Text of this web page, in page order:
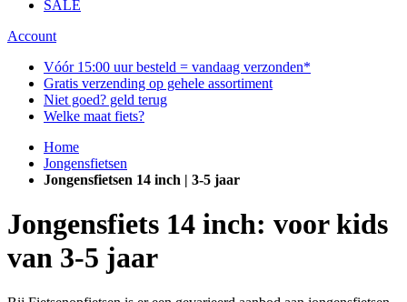
SALE
Account
Vóór 15:00 uur besteld = vandaag verzonden*
Gratis verzending op gehele assortiment
Niet goed? geld terug
Welke maat fiets?
Home
Jongensfietsen
Jongensfietsen 14 inch | 3-5 jaar
Jongensfiets 14 inch: voor kids
van 3-5 jaar